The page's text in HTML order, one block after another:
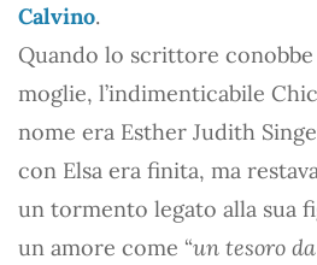
Calvino.
Quando lo scrittore
moglie, l’indimenticabile
nome era Esther Judith
con Elsa era finita, ma
un tormento legato alla sua
un amore come “un tesoro